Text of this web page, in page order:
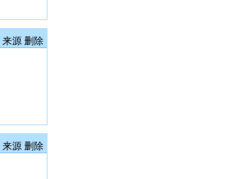
来源 删除
来源 删除